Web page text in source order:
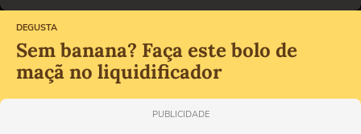
DEGUSTA
Sem banana? Faça este bolo de
maçã no liquidificador
PUBLICIDADE